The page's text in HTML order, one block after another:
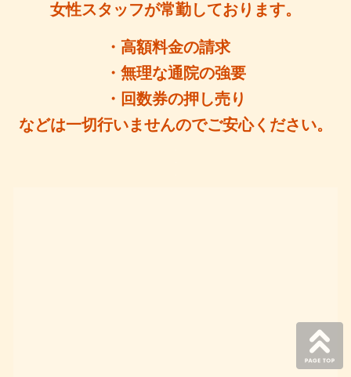
女性スタッフが常勤しております。
・高額料金の請求
・無理な通院の強要
・回数券の押し売り
などは一切行いませんのでご安心ください。